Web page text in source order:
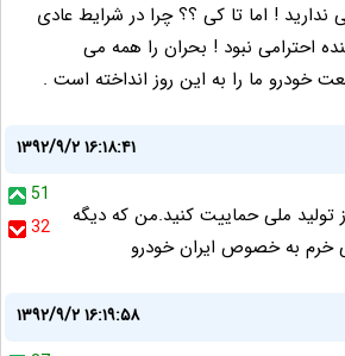
ندارید ! اما تا کی ؟؟ چرا در شرایط عادی
احترامی نبود ! بحران را همه می
خودرو ما را به این روز انداخته است .
۱۳۹۲/۹/۲ ۱۶:۱۸:۴۱
51
32
تولید ملی حماییت کنید.من که دیگه
خرم به خصوص ایران خودرو
۱۳۹۲/۹/۲ ۱۶:۱۹:۵۸